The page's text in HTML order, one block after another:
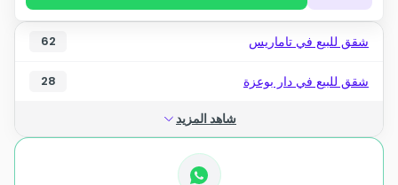
شقق للبيع في تاماريس 62
شقق للبيع في دار بوعزة 28
شاهد المزيد